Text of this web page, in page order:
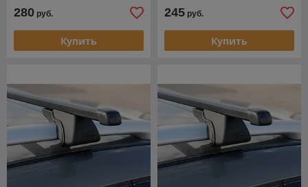
280 руб.
Купить
245 руб.
Купить